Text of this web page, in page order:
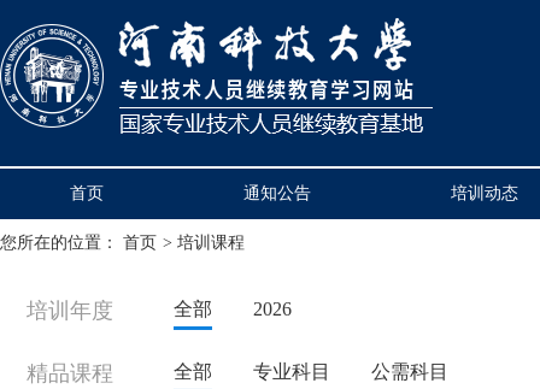
首页 通知公告 培训动态
您所在的位置： 首页 > 培训课程
培训年度 全部 2026
精品课程 全部 专业科目 公需科目